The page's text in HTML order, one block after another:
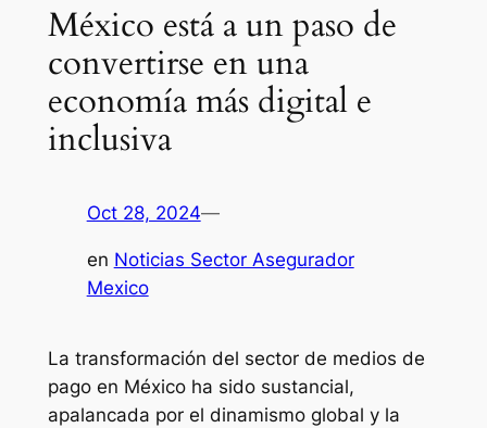
México está a un paso de
convertirse en una
economía más digital e
inclusiva
Oct 28, 2024—
en Noticias Sector Asegurador
Mexico
La transformación del sector de medios de
pago en México ha sido sustancial,
apalancada por el dinamismo global y la